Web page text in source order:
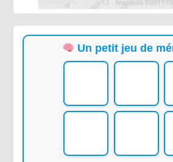
Un petit jeu de